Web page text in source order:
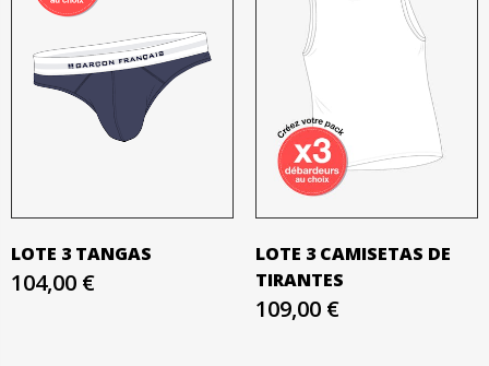
LOTE 3 TANGAS
104,00 €
LOTE 3 CAMISETAS DE
TIRANTES
109,00 €